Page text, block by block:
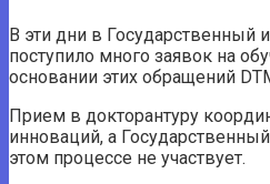
В эти дни в Государственный
поступило много заявок на
основании этих обращений
Прием в докторантуру
инноваций, а
этом процессе не участвует.